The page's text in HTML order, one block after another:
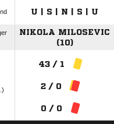
U | S | N | S | U
NIKOLA MILOSEVIC
(10)
43 / 1
2 / 0
0 / 0